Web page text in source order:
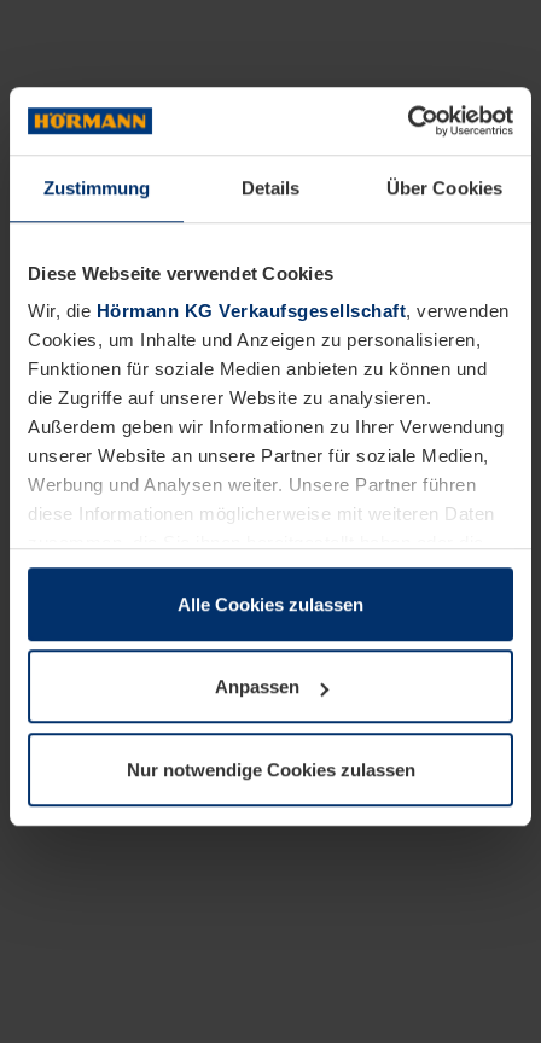
Zustimmung Details Über Cookies
Diese Webseite verwendet Cookies
Wir, die Hörmann KG Verkaufsgesellschaft, verwenden
Cookies, um Inhalte und Anzeigen zu personalisieren,
Funktionen für soziale Medien anbieten zu können und
die Zugriffe auf unserer Website zu analysieren.
Außerdem geben wir Informationen zu Ihrer Verwendung
unserer Website an unsere Partner für soziale Medien,
Werbung und Analysen weiter. Unsere Partner führen
diese Informationen möglicherweise mit weiteren Daten
sie im Rahmen Ihrer Nutzung der Dienste gesammelt
wenn diese für den Betrieb dieser Seite unbedingt
notwendig sind. Für alle anderen Cookie-Typen benötigen
wir Ihre Erlaubnis. Ihre Einwilligung können Sie jederzeit
Datenschutzerklärungunserer Website ändern oder
widerrufen.
Alle Cookies zulassen
Anpassen
Nur notwendige Cookies zulassen